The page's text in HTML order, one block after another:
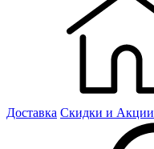
Доставка Скидки и Акции